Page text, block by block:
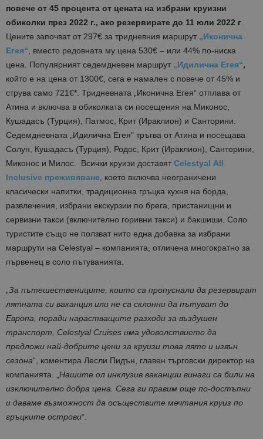
повече от 45 процента от цената на избрани круизни
обиколки през 2022 г., ако резервирате до 11 юли 2022 г.
Цените започват от 297€ за тридневния маршрут „Иконична
Егея“, вместо редовната му цена 530€ – или 44% по-ниска
цена. Популярният седемдневен маршрут „Идилична Егея“,
който е на цена от 1300€, сега е намален с повече от 45% и
струва само 721€*. Тридневната „Иконична Егея“ отплава от
Атина и включва в обиколката си посещения на Миконос,
Кушадасъ (Турция), Патмос, Крит (Ираклион) и Санторини.
Седемдневната „Идилична Егея” тръгва от Атина и посещава
Солун, Кушадасъ (Турция), Родос, Крит (Ираклион), Санторини,
Миконос и Милос. Всички круизи доставят Celestyal All
Inclusive преживяване, което включва неограничени
класически напитки, традиционна гръцка кухня на борда,
развлечения, избрани екскурзии по брега, пристанищни и
сервизни такси (включително горивни такси) и бакшиши. Соло
туристите също не ползват нито една добавка за избрани
маршрути на Celestyal – компанията, отличена многократно за
първенец в соло пътуванията.
„За пътешествениците, които са пропуснали да резервират
лятната си ваканция или не са склонни да пътуват до
Европа, поради нарастващите разходи за въздушен
транспорт, Celestyal Cruises има удоволствието да
предложи най-добрите цени за круизи това лято и извън
сезона“, коментира Лесли Пидън, главен търговски директор на
компанията. „Нашите ол инклузив ваканции винаги са били на
изключително добра цена. Сега ги правим още по-достъпни
и даваме възможност да осъществите мечтания круиз по
гръцките острови“.